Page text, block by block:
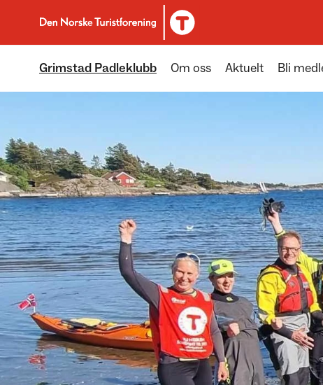
Til DNT.no forside
Grimstad Padleklubb Om oss Aktuelt Bli